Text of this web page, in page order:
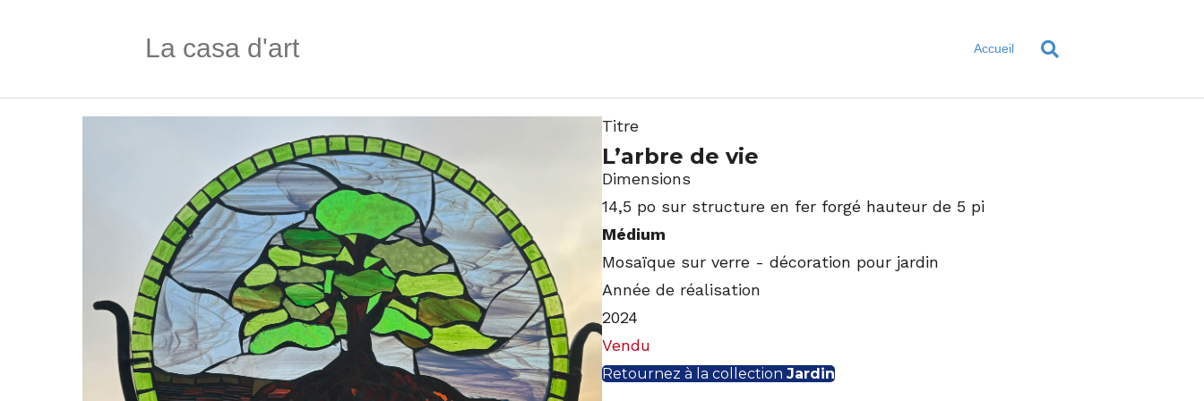
La casa d'art Accueil
Titre
L’arbre de vie
Dimensions
14,5 po sur structure en fer forgé hauteur de 5 pi
Médium
Mosaïque sur verre - décoration pour jardin
Année de réalisation
2024
Vendu
Retournez à la collection Jardin